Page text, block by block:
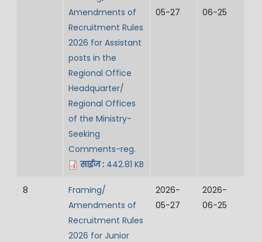
Amendments of
Recruitment Rules
2026 for Assistant
posts in the
Regional Office
Headquarter/
Regional Offices
of the Ministry-
Seeking
Comments-reg.
साईज :442.81 KB
05-27
06-25
8
Framing/
Amendments of
Recruitment Rules
2026 for Junior
2026-
05-27
2026-
06-25